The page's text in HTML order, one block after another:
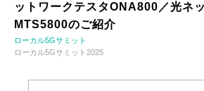
ットワークテスタONA800／光ネ
MTS5800のご紹介
ローカル5Gサミット
ローカル5Gサミット2025